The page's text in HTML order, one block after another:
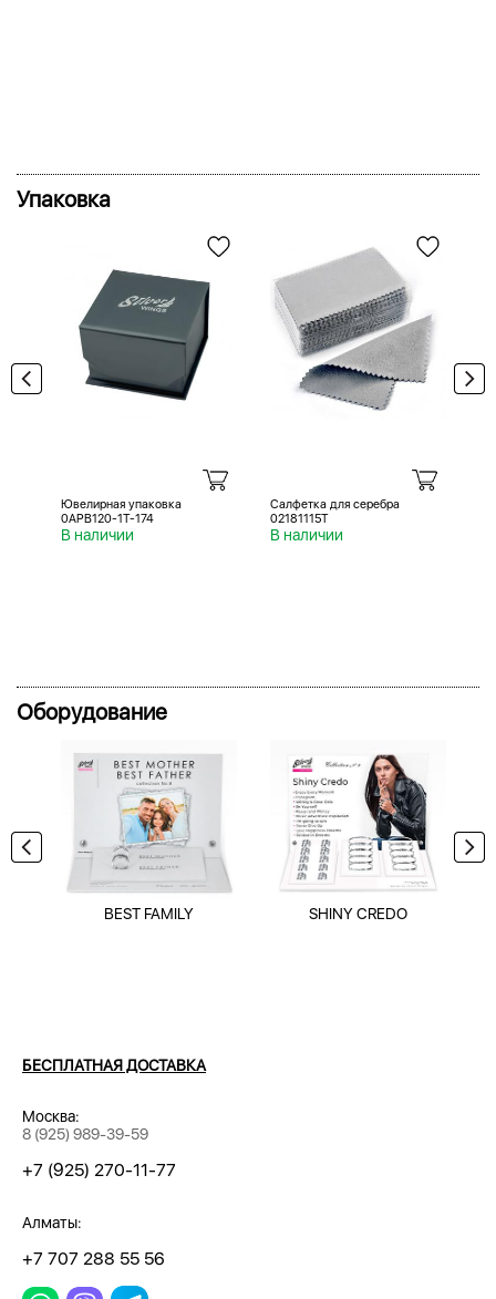
Упаковка
Ювелирная упаковка
0APB120-1T-174
В наличии
Салфетка для серебра
02181115T
В наличии
Оборудование
BEST FAMILY SHINY CREDO
БЕСПЛАТНАЯ ДОСТАВКА
Москва:
8 (925) 989-39-59
+7 (925) 270-11-77
Алматы:
+7 707 288 55 56